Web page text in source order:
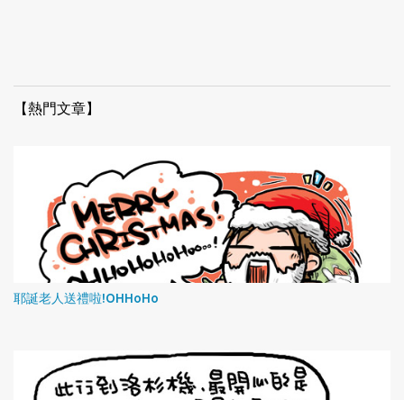
【熱門文章】
耶誕老人送禮啦!OHHoHo